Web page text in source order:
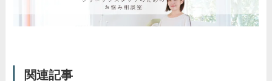
関連記事